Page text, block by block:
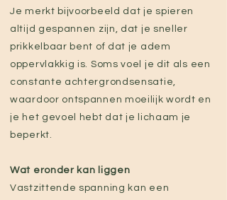
Je merkt bijvoorbeeld dat je spieren
altijd gespannen zijn, dat je sneller
prikkelbaar bent of dat je adem
oppervlakkig is. Soms voel je dit als een
constante achtergrondsensatie,
waardoor ontspannen moeilijk wordt en
je het gevoel hebt dat je lichaam je
beperkt.
Wat eronder kan liggen
Vastzittende spanning kan een